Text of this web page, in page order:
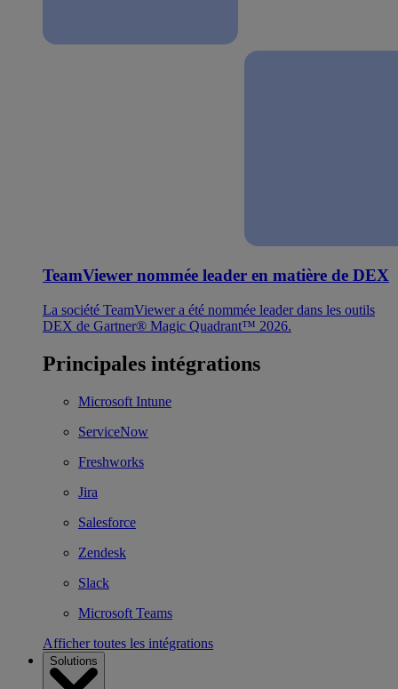
TeamViewer nommée leader en matière de DEX
La société TeamViewer a été nommée leader dans les outils
DEX de Gartner® Magic Quadrant™ 2026.
Principales intégrations
Microsoft Intune
ServiceNow
Freshworks
Jira
Salesforce
Zendesk
Slack
Microsoft Teams
Afficher toutes les intégrations
Solutions